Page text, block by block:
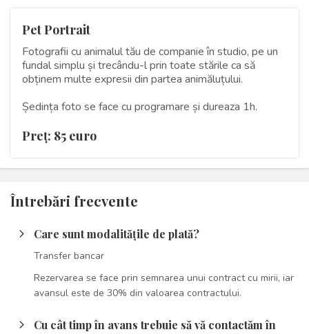
Pet Portrait
Fotografii cu animalul tău de companie în studio, pe un
fundal simplu și trecându-l prin toate stările ca să
obținem multe expresii din partea animăluțului.
Ședința foto se face cu programare și dureaza 1h.
Preţ: 85 euro
Întrebări frecvente
arrow_forward_ios Care sunt modalitățile de plată?
Transfer bancar
Rezervarea se face prin semnarea unui contract cu mirii, iar
avansul este de 30% din valoarea contractului.
arrow_forward_ios
Cu cât timp în avans trebuie să vă contactăm în